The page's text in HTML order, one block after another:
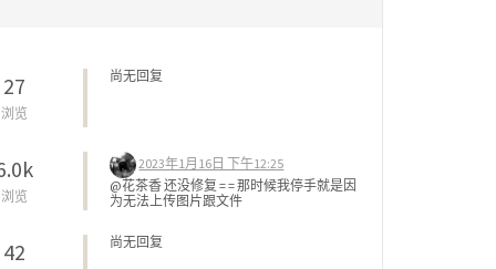
27
浏览
尚无回复
浏览
2023年1月16日 下午12:25
@花茶香 还没修复 = = 那时候我停手就是因
为无法上传图片跟文件
42 尚无回复